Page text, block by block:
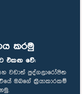
කරමු
එකඟ වේ:
වඩාත් පුද්ගලාරෝපිත
ඔබගේ ක්‍රියාකාරකම්